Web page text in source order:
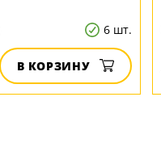
6 шт.
В КОРЗИНУ